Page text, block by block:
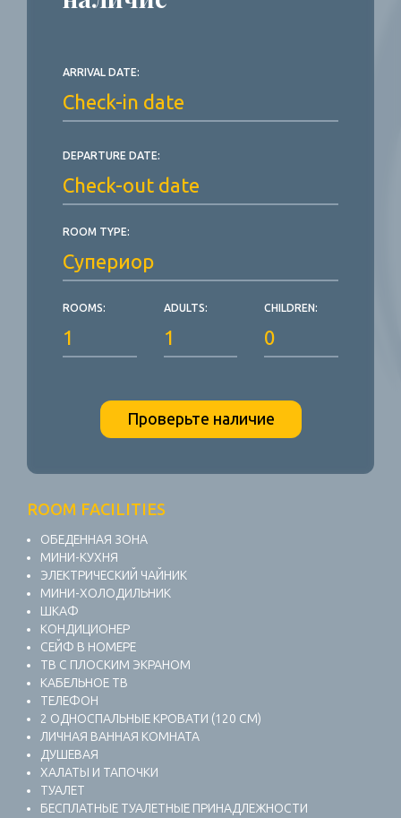
ARRIVAL DATE:
DEPARTURE DATE:
ROOM TYPE:
ROOMS: ADULTS: CHILDREN:
Проверьте наличие
ROOM FACILITIES
ОБЕДЕННАЯ ЗОНА
МИНИ-КУХНЯ
ЭЛЕКТРИЧЕСКИЙ ЧАЙНИК
МИНИ-ХОЛОДИЛЬНИК
ШКАФ
КОНДИЦИОНЕР
СЕЙФ В НОМЕРЕ
ТВ С ПЛОСКИМ ЭКРАНОМ
КАБЕЛЬНОЕ ТВ
ТЕЛЕФОН
2 ОДНОСПАЛЬНЫЕ КРОВАТИ (120 СМ)
ЛИЧНАЯ ВАННАЯ КОМНАТА
ДУШЕВАЯ
ХАЛАТЫ И ТАПОЧКИ
ТУАЛЕТ
БЕСПЛАТНЫЕ ТУАЛЕТНЫЕ ПРИНАДЛЕЖНОСТИ